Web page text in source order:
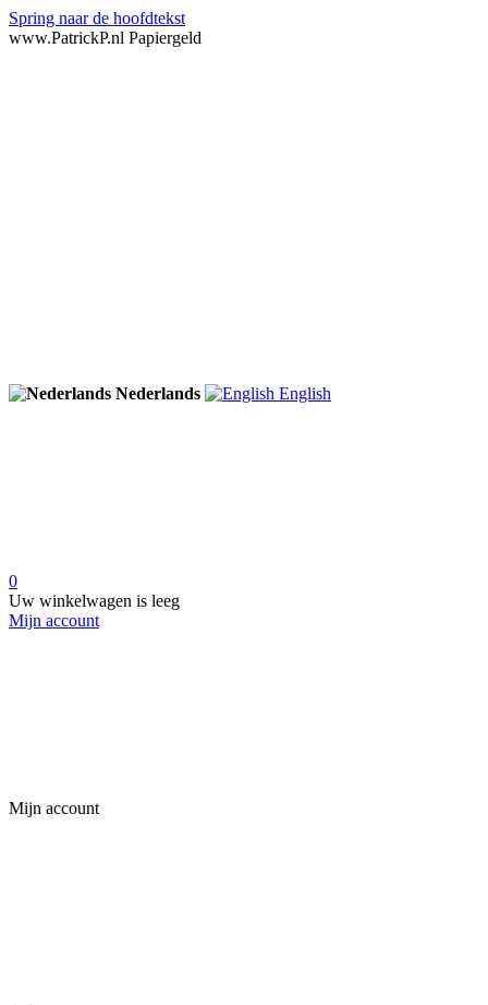
Spring naar de hoofdtekst
www.PatrickP.nl Papiergeld
Nederlands English
0
Uw winkelwagen is leeg
Mijn account
Mijn account